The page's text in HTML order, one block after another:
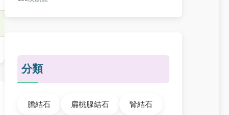
分類
膽結石 扁桃腺結石 腎結石